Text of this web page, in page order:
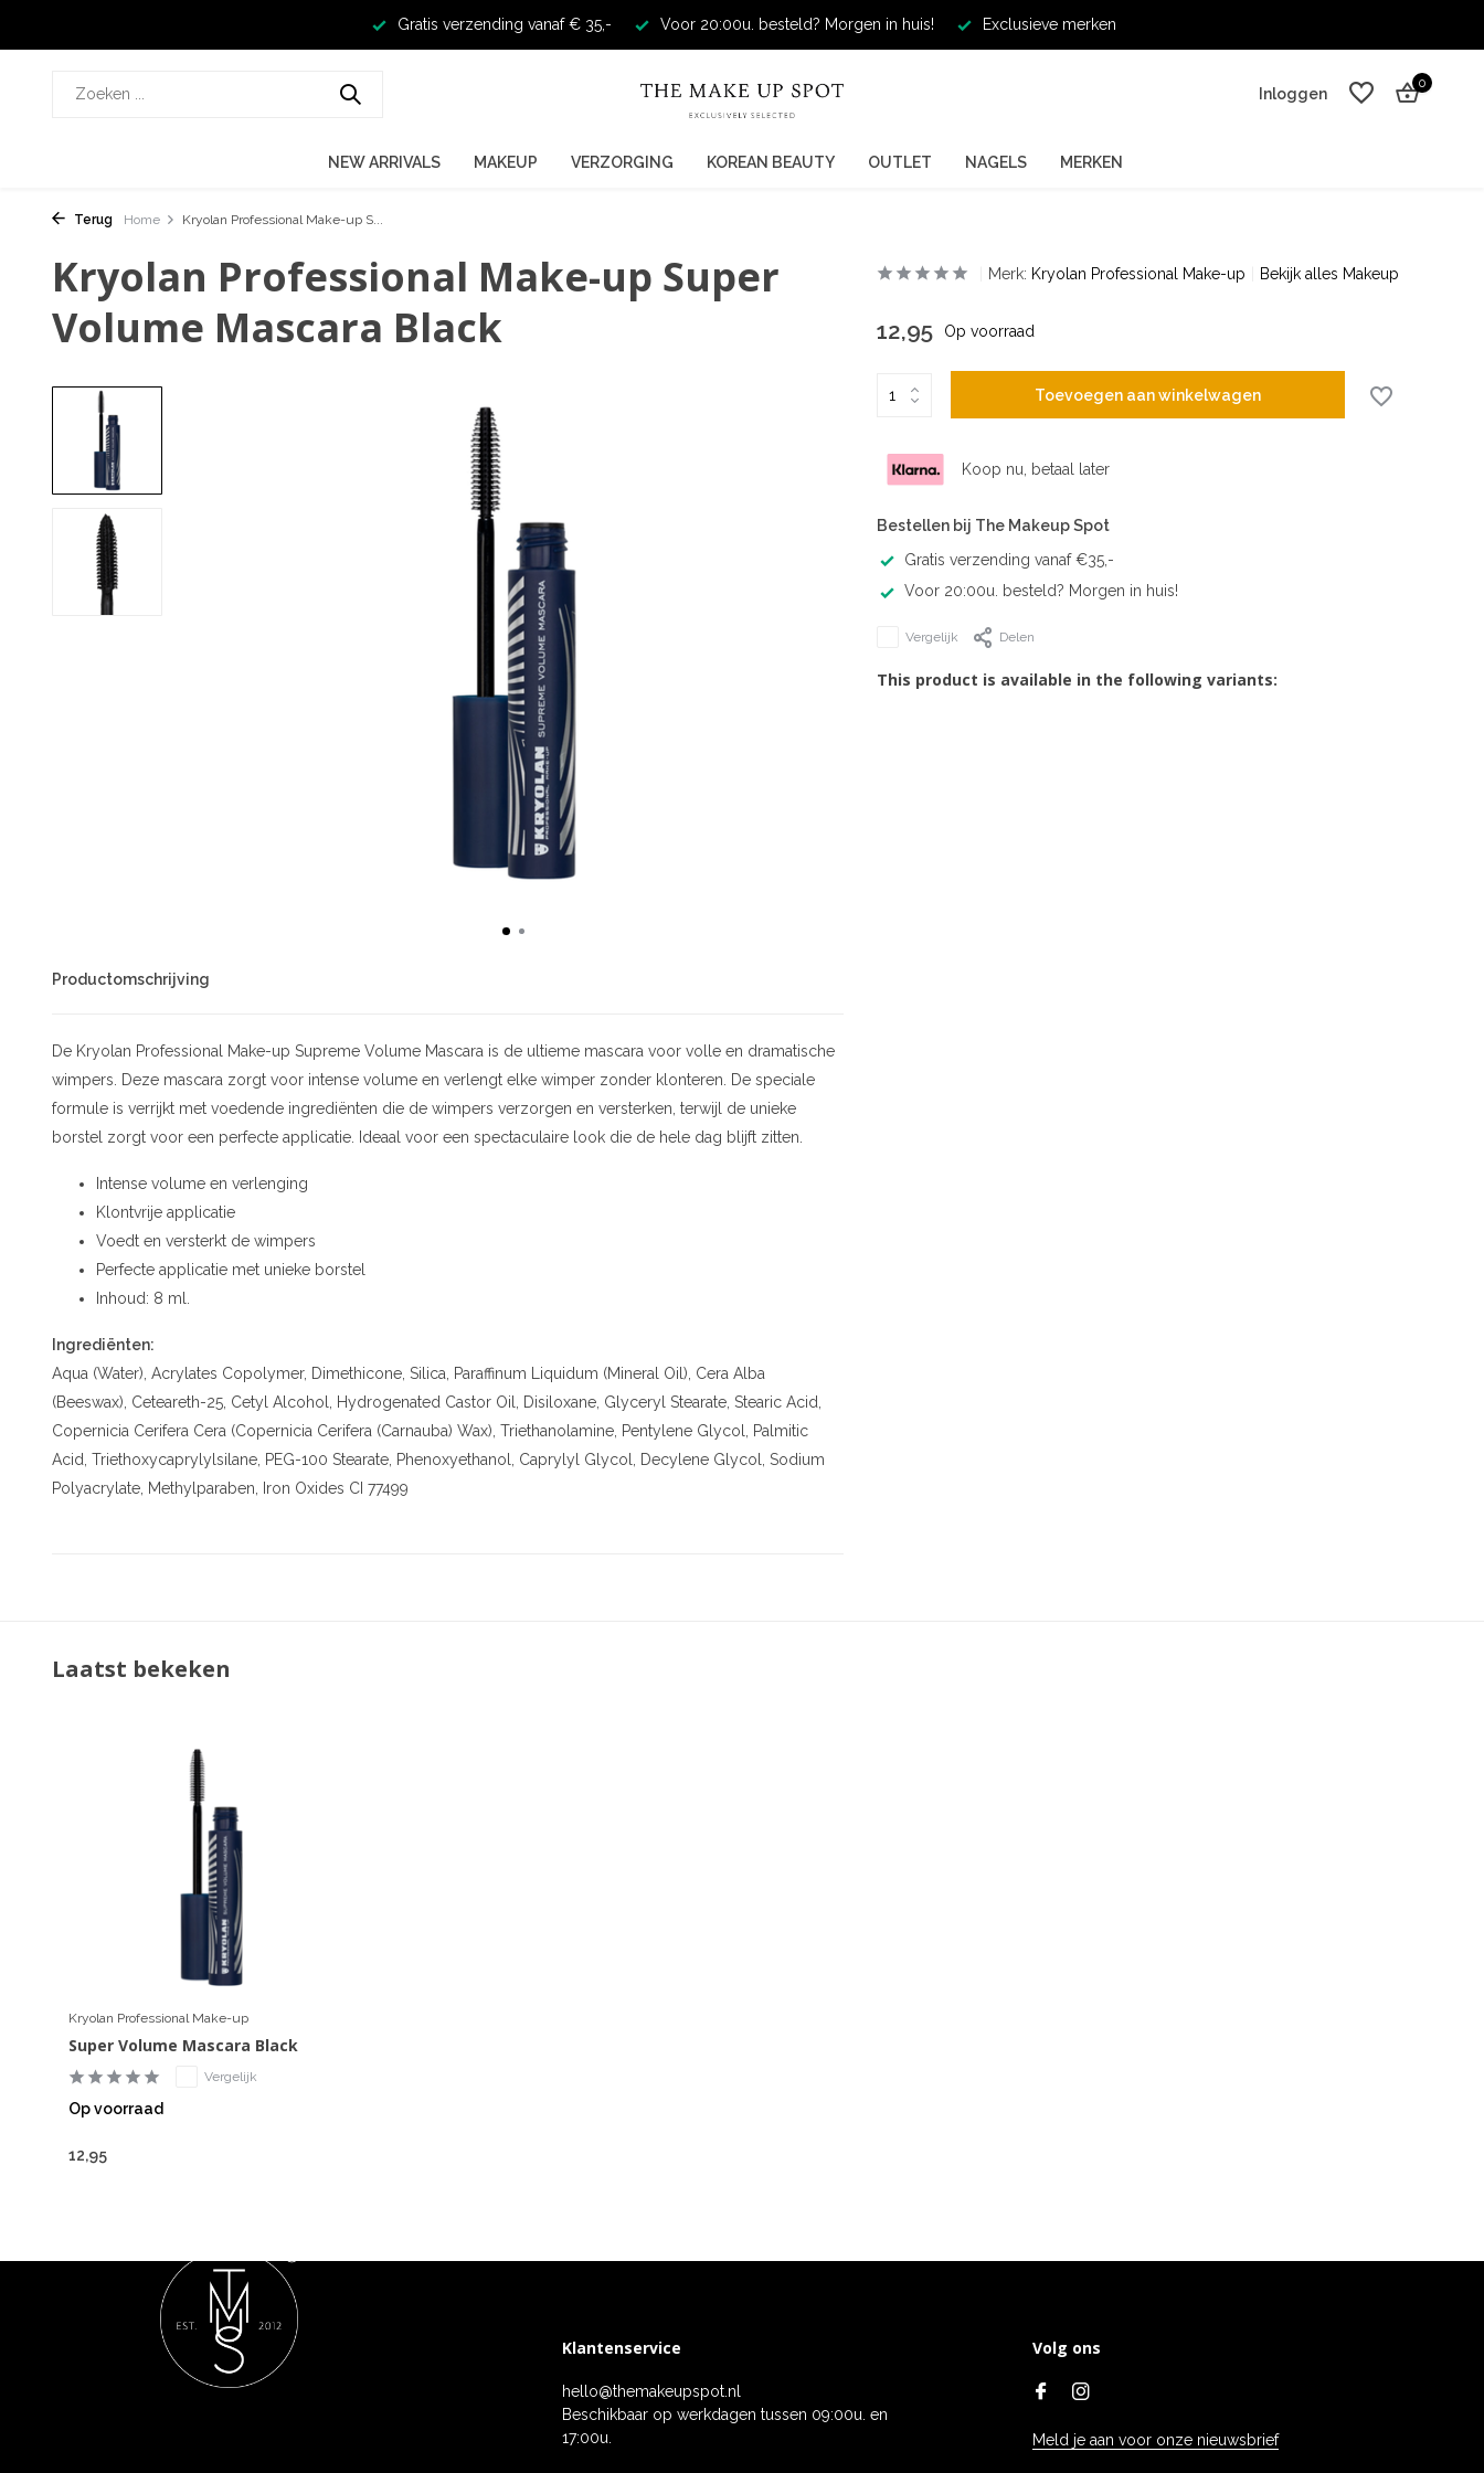
Gratis verzending vanaf € 35,- Voor 20:00u. besteld? Morgen in huis! Exclusieve merken
Inloggen
0
NEW ARRIVALS MAKEUP VERZORGING KOREAN BEAUTY OUTLET NAGELS MERKEN
Terug Home Kryolan Professional Make-up S...
Kryolan Professional Make-up Super
Volume Mascara Black
Productomschrijving
De Kryolan Professional Make-up Supreme Volume Mascara is de ultieme mascara voor volle en dramatische
wimpers. Deze mascara zorgt voor intense volume en verlengt elke wimper zonder klonteren. De speciale
formule is verrijkt met voedende ingrediënten die de wimpers verzorgen en versterken, terwijl de unieke
borstel zorgt voor een perfecte applicatie. Ideaal voor een spectaculaire look die de hele dag blijft zitten.
Intense volume en verlenging
Klontvrije applicatie
Voedt en versterkt de wimpers
Perfecte applicatie met unieke borstel
Inhoud: 8 ml.
Ingrediënten:
Aqua (Water), Acrylates Copolymer, Dimethicone, Silica, Paraffinum Liquidum (Mineral Oil), Cera Alba
(Beeswax), Ceteareth-25, Cetyl Alcohol, Hydrogenated Castor Oil, Disiloxane, Glyceryl Stearate, Stearic Acid,
Copernicia Cerifera Cera (Copernicia Cerifera (Carnauba) Wax), Triethanolamine, Pentylene Glycol, Palmitic
Acid, Triethoxycaprylylsilane, PEG-100 Stearate, Phenoxyethanol, Caprylyl Glycol, Decylene Glycol, Sodium
Polyacrylate, Methylparaben, Iron Oxides CI 77499
Merk: Kryolan Professional Make-up Bekijk alles Makeup
12,95 Op voorraad
Toevoegen aan winkelwagen
Koop nu, betaal later
Bestellen bij The Makeup Spot
Gratis verzending vanaf €35,-
Voor 20:00u. besteld? Morgen in huis!
Vergelijk Delen
This product is available in the following variants:
Laatst bekeken
Kryolan Professional Make-up
Super Volume Mascara Black
Vergelijk
Op voorraad
12,95
Klantenservice
hello@themakeupspot.nl
Beschikbaar op werkdagen tussen 09:00u. en
17:00u.
Volg ons
Meld je aan voor onze nieuwsbrief